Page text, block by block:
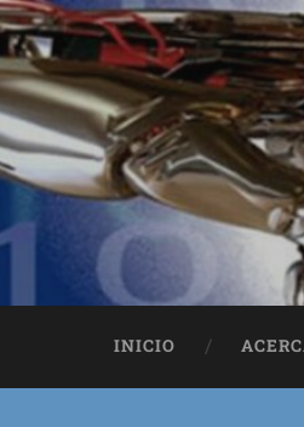
INICIO